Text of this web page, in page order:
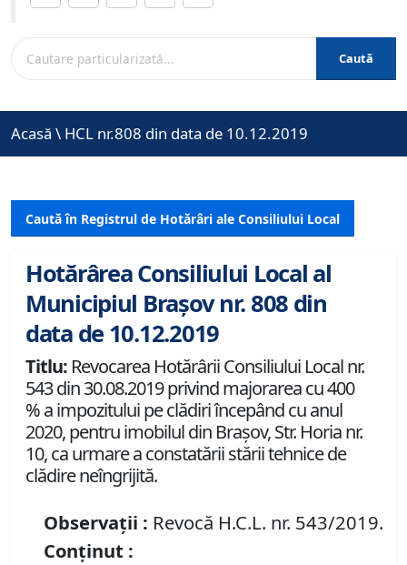
Caută
Acasă \ HCL nr.808 din data de 10.12.2019
Caută în Registrul de Hotărâri ale Consiliului Local
Hotărârea Consiliului Local al
Municipiul Brașov nr. 808 din
data de 10.12.2019
Titlu: Revocarea Hotărârii Consiliului Local nr.
543 din 30.08.2019 privind majorarea cu 400
% a impozitului pe clădiri începând cu anul
2020, pentru imobilul din Braşov, Str. Horia nr.
10, ca urmare a constatării stării tehnice de
clădire neîngrijită.
Observații : Revocă H.C.L. nr. 543/2019.
Conținut :